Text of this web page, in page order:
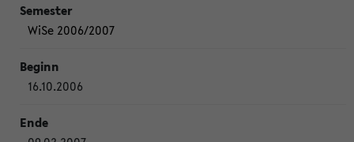
WiSe 2006/2007
16.10.2006